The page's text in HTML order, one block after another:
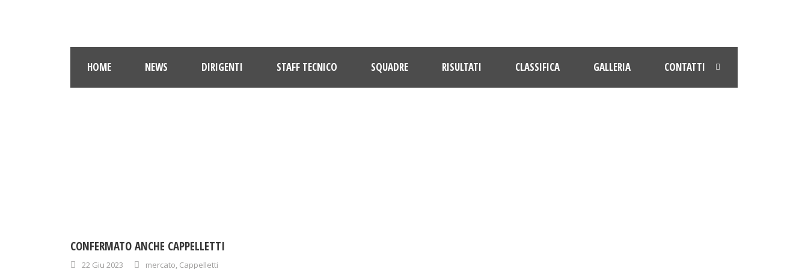
HOME NEWS DIRIGENTI STAFF TECNICO SQUADRE RISULTATI CLASSIFICA GALLERIA CONTATTI
CONFERMATO ANCHE CAPPELLETTI
22 Giu 2023 mercato, Cappelletti